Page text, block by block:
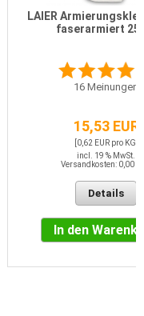
LAIER
faserarmiert 25
16 Meinungen
15,53 EUR
[0,62 EUR pro KG]
incl. 19 % MwSt.
Versandkosten: 0,00
Details
In den